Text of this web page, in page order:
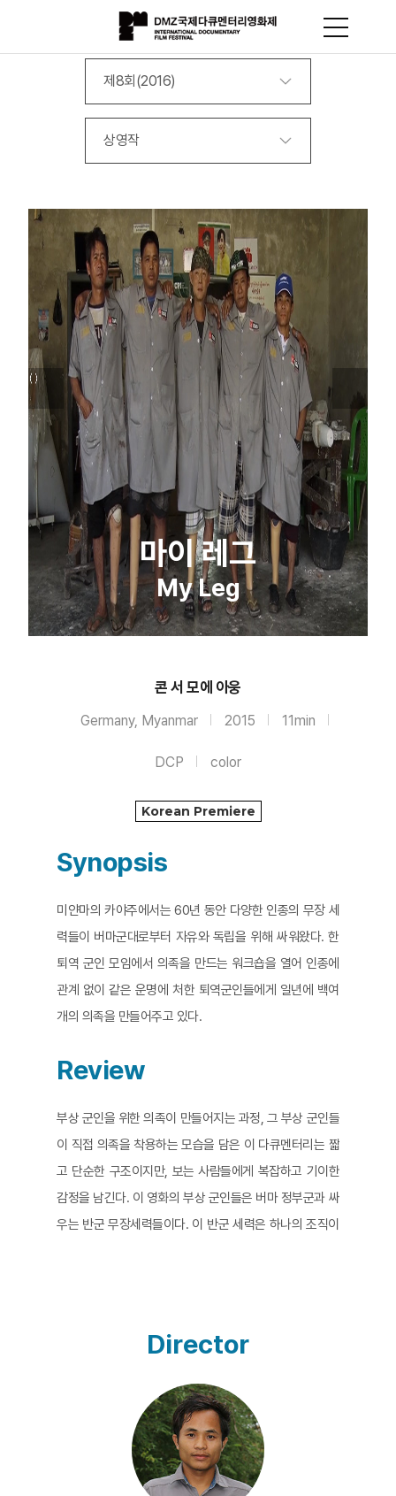
제8회(2016)
상영작
마이 레그
My Leg
콘 서 모에 아웅
Germany, Myanmar 2015 11min
DCP color
Korean Premiere
Synopsis
미얀마의 카야주에서는 60년 동안 다양한 인종의 무장 세
력들이 버마군대로부터 자유와 독립을 위해 싸워왔다. 한
퇴역 군인 모임에서 의족을 만드는 워크숍을 열어 인종에
관계 없이 같은 운명에 처한 퇴역군인들에게 일년에 백여
개의 의족을 만들어주고 있다.
Review
부상 군인을 위한 의족이 만들어지는 과정, 그 부상 군인들
이 직접 의족을 착용하는 모습을 담은 이 다큐멘터리는 짧
고 단순한 구조이지만, 보는 사람들에게 복잡하고 기이한
감정을 남긴다. 이 영화의 부상 군인들은 버마 정부군과 싸
우는 반군 무장세력들이다. 이 반군 세력은 하나의 조직이
다. 정치적으로 무척이나 민감한 주제이지만 영화의 감각
은 따뜻하고 일상적이다. 비일상의 일상적인 감각, 그로테
스크한 기분과 다정한 기분이 동시이ㅔ 전달되는 기이한
영화적 경험이다. [황미요조]
Director